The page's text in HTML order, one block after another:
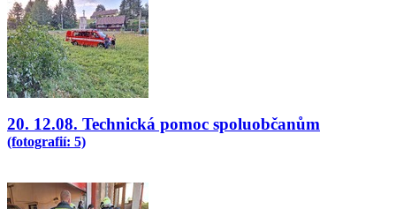
20. 12.08. Technická pomoc spoluobčanům
(fotografií: 5)